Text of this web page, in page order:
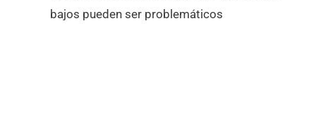
bajos pueden ser problemáticos